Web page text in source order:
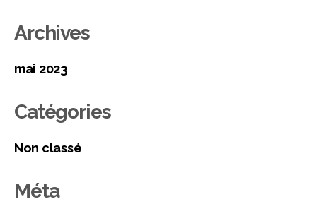
Archives
mai 2023
Catégories
Non classé
Méta